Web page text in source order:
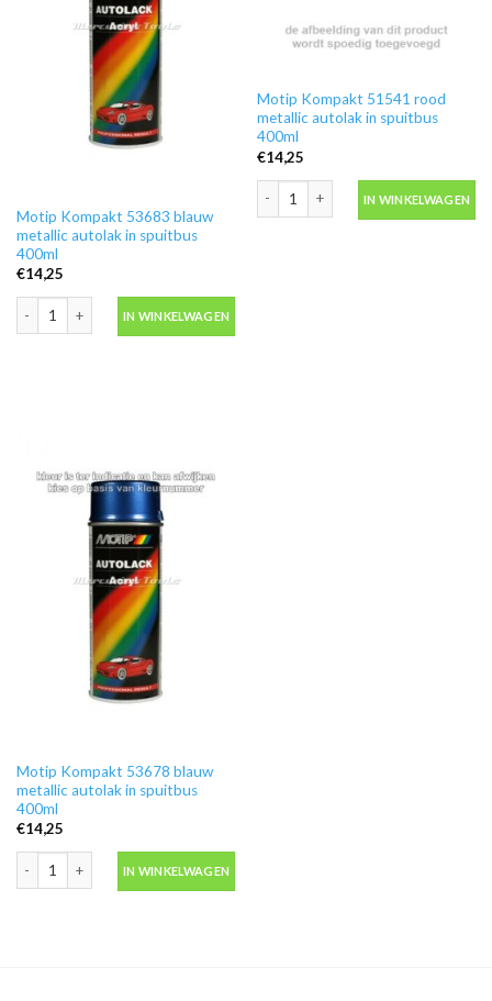
Motip Kompakt 53683 blauw
metallic autolak in spuitbus
400ml
€14,25
Motip Kompakt 53683 blauw metallic autolak in spuitbus 400ml aantal
IN WINKELWAGEN
Motip Kompakt 51541 rood
metallic autolak in spuitbus
400ml
€14,25
IN WINKELWAGEN
Motip Kompakt 53678 blauw
metallic autolak in spuitbus
400ml
€14,25
Motip Kompakt 53678 blauw metallic autolak in spuitbus 400ml aantal
IN WINKELWAGEN